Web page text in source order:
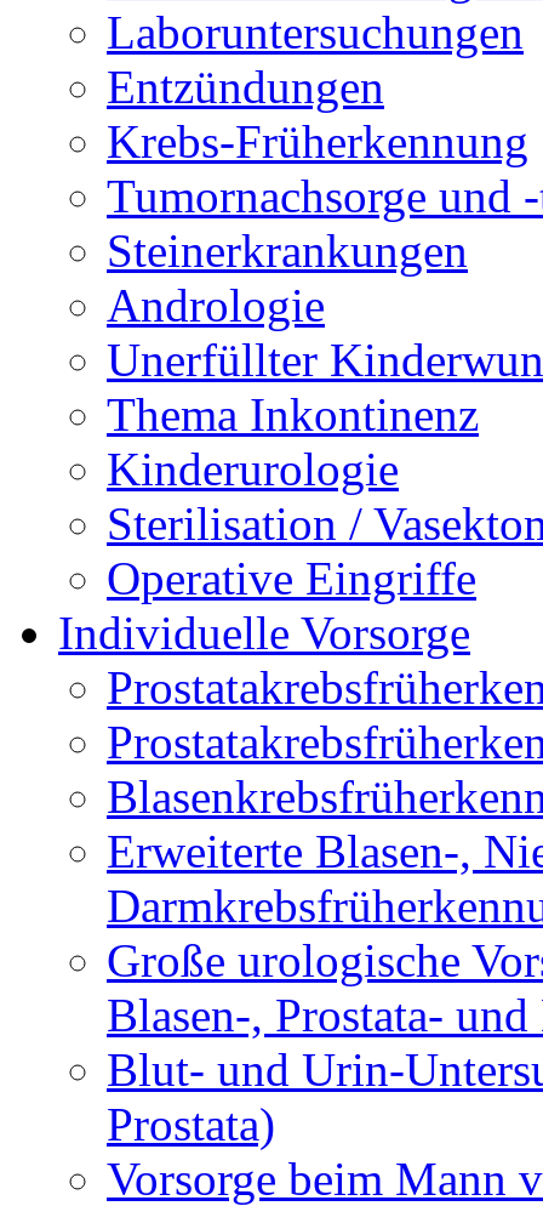
Laboruntersuchungen
Entzündungen
Krebs-Früherkennung
Tumornachsorge und
Steinerkrankungen
Andrologie
Unerfüllter
Thema Inkontinenz
Kinderurologie
Sterilisation /
Operative Eingriffe
Individuelle Vorsorge
Erweiterte Blasen-,
Große urologische
Blasen-, Prostata-
Blut- und Urin-
Prostata)
Vorsorge beim Mann